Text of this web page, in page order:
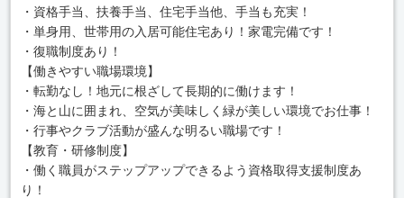
・資格手当、扶養手当、住宅手当他、手当も充実！
・単身用、世帯用の入居可能住宅あり！家電完備です！
・復職制度あり！
【働きやすい職場環境】
・転勤なし！地元に根ざして長期的に働けます！
・海と山に囲まれ、空気が美味しく緑が美しい環境でお仕事！
・行事やクラブ活動が盛んな明るい職場です！
【教育・研修制度】
・働く職員がステップアップできるよう資格取得支援制度あ
り！